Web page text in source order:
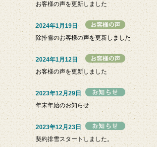
お客様の声を更新しました
2024年1月19日
除排雪のお客様の声を更新しました
2024年1月12日
お客様の声を更新しました
2023年12月29日
年末年始のお知らせ
2023年12月23日
契約排雪スタートしました。